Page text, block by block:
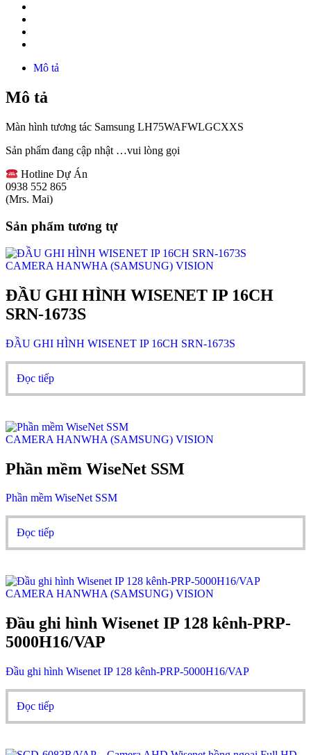
Mô tả
Mô tả
Màn hình tương tác Samsung LH75WAFWLGCXXS
Sản phẩm đang cập nhật …vui lòng gọi
Hotline Dự Án
0938 552 865
(Mrs. Mai)
Sản phẩm tương tự
CAMERA HANWHA (SAMSUNG) VISION
ĐẦU GHI HÌNH WISENET IP 16CH
SRN-1673S
ĐẦU GHI HÌNH WISENET IP 16CH SRN-1673S
Đọc tiếp
CAMERA HANWHA (SAMSUNG) VISION
Phần mềm WiseNet SSM
Phần mềm WiseNet SSM
Đọc tiếp
CAMERA HANWHA (SAMSUNG) VISION
Đầu ghi hình Wisenet IP 128 kênh-PRP-
5000H16/VAP
Đầu ghi hình Wisenet IP 128 kênh-PRP-5000H16/VAP
Đọc tiếp